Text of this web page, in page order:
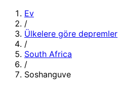
Ev
/
Ülkelere göre depremler
/
South Africa
/
Soshanguve